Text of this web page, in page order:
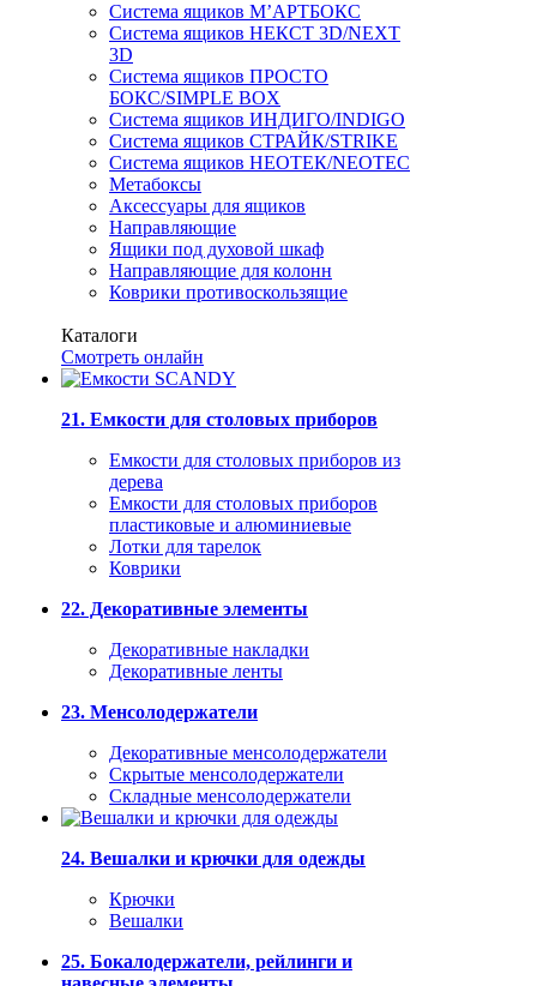
Система ящиков М’АРТБОКС
Система ящиков НЕКСТ 3D/NEXT
3D
Система ящиков ПРОСТО
БОКС/SIMPLE BOX
Система ящиков ИНДИГО/INDIGO
Система ящиков СТРАЙК/STRIKE
Система ящиков НЕОТЕК/NEOTEC
Метабоксы
Аксессуары для ящиков
Направляющие
Ящики под духовой шкаф
Направляющие для колонн
Коврики противоскользящие
Каталоги
Смотреть онлайн
21. Емкости для столовых приборов
Емкости для столовых приборов из
дерева
Емкости для столовых приборов
пластиковые и алюминиевые
Лотки для тарелок
Коврики
22. Декоративные элементы
Декоративные накладки
Декоративные ленты
23. Менсолодержатели
Декоративные менсолодержатели
Скрытые менсолодержатели
Складные менсолодержатели
24. Вешалки и крючки для одежды
Крючки
Вешалки
25. Бокалодержатели, рейлинги и